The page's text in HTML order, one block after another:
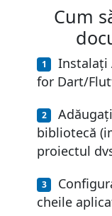
Cum
Instalați
for Dart/
bibliotecă
proiectul
cheile